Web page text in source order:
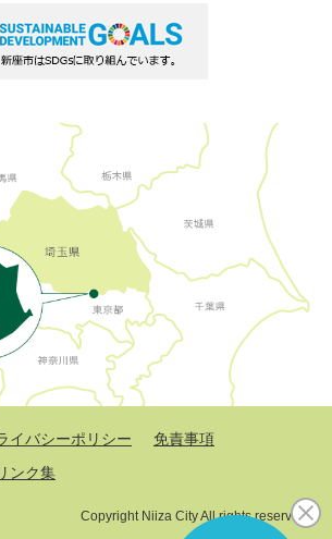
イバシーポリシー
免責事項
ンク集
Copyright Niiza City All rights reserved.